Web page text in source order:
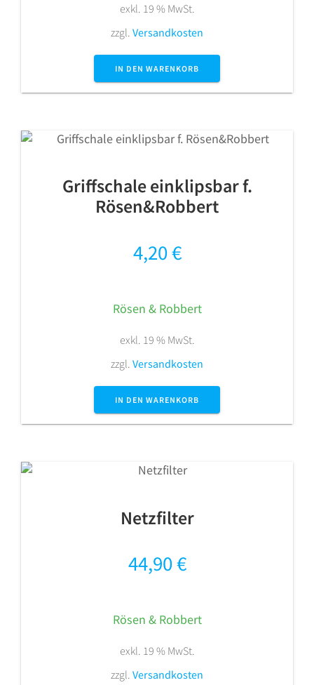
exkl. 19 % MwSt.
zzgl. Versandkosten
IN DEN WARENKORB
Griffschale einklipsbar f.
Rösen&Robbert
4,20€
Rösen & Robbert
exkl. 19 % MwSt.
zzgl. Versandkosten
IN DEN WARENKORB
Netzfilter
44,90€
Rösen & Robbert
exkl. 19 % MwSt.
zzgl. Versandkosten